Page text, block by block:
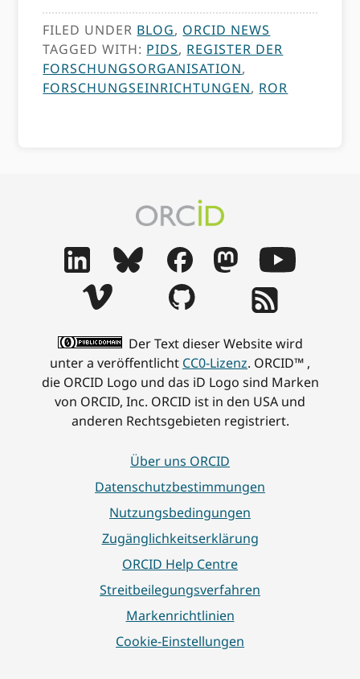
FILED UNDER BLOG, ORCID NEWS
TAGGED WITH: PIDS, REGISTER DER
FORSCHUNGSORGANISATION,
FORSCHUNGSEINRICHTUNGEN, ROR
Der Text dieser Website wird
unter a veröffentlicht CC0-Lizenz. ORCID™ ,
die ORCID Logo und das iD Logo sind Marken
von ORCID, Inc. ORCID ist in den USA und
anderen Rechtsgebieten registriert.
Über uns ORCID
Datenschutzbestimmungen
Nutzungsbedingungen
Zugänglichkeitserklärung
ORCID Help Centre
Streitbeilegungsverfahren
Markenrichtlinien
Cookie-Einstellungen